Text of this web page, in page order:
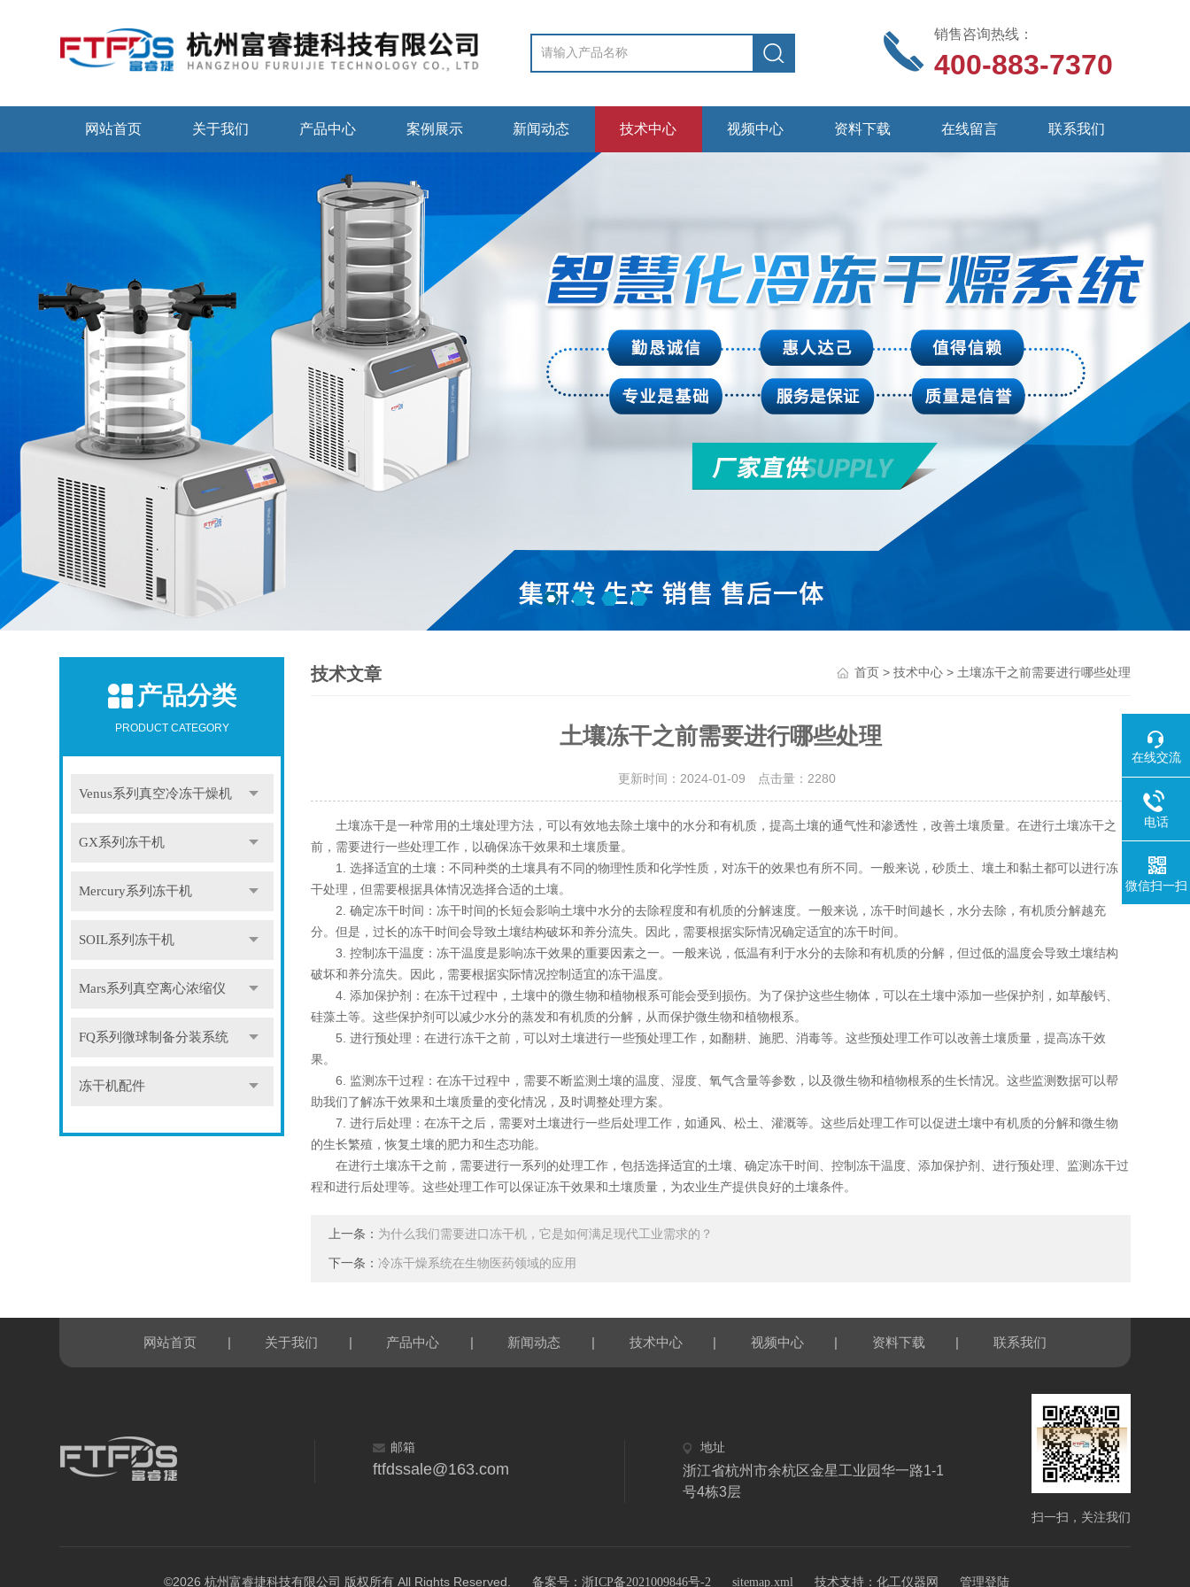
销售咨询热线：
400-883-7370
网站首页 关于我们 产品中心 案例展示 新闻动态 技术中心 视频中心 资料下载 在线留言 联系我们
产品分类
PRODUCT CATEGORY
Venus系列真空冷冻干燥机
GX系列冻干机
Mercury系列冻干机
SOIL系列冻干机
Mars系列真空离心浓缩仪
FQ系列微球制备分装系统
冻干机配件
技术文章 首页> 技术中心> 土壤冻干之前需要进行哪些处理
土壤冻干之前需要进行哪些处理
更新时间：2024-01-09 点击量： 2280
土壤冻干是一种常用的土壤处理方法，可以有效地去除土壤中的水分和有机质，提高土壤的通气性和渗透性，改善土壤质量。在进行土壤冻干之
前，需要进行一些处理工作，以确保冻干效果和土壤质量。
1. 选择适宜的土壤：不同种类的土壤具有不同的物理性质和化学性质，对冻干的效果也有所不同。一般来说，砂质土、壤土和黏土都可以进行冻
干处理，但需要根据具体情况选择合适的土壤。
2. 确定冻干时间：冻干时间的长短会影响土壤中水分的去除程度和有机质的分解速度。一般来说，冻干时间越长，水分去除，有机质分解越充
分。但是，过长的冻干时间会导致土壤结构破坏和养分流失。因此，需要根据实际情况确定适宜的冻干时间。
3. 控制冻干温度：冻干温度是影响冻干效果的重要因素之一。一般来说，低温有利于水分的去除和有机质的分解，但过低的温度会导致土壤结构
破坏和养分流失。因此，需要根据实际情况控制适宜的冻干温度。
4. 添加保护剂：在冻干过程中，土壤中的微生物和植物根系可能会受到损伤。为了保护这些生物体，可以在土壤中添加一些保护剂，如草酸钙、
硅藻土等。这些保护剂可以减少水分的蒸发和有机质的分解，从而保护微生物和植物根系。
5. 进行预处理：在进行冻干之前，可以对土壤进行一些预处理工作，如翻耕、施肥、消毒等。这些预处理工作可以改善土壤质量，提高冻干效
果。
6. 监测冻干过程：在冻干过程中，需要不断监测土壤的温度、湿度、氧气含量等参数，以及微生物和植物根系的生长情况。这些监测数据可以帮
助我们了解冻干效果和土壤质量的变化情况，及时调整处理方案。
7. 进行后处理：在冻干之后，需要对土壤进行一些后处理工作，如通风、松土、灌溉等。这些后处理工作可以促进土壤中有机质的分解和微生物
的生长繁殖，恢复土壤的肥力和生态功能。
在进行土壤冻干之前，需要进行一系列的处理工作，包括选择适宜的土壤、确定冻干时间、控制冻干温度、添加保护剂、进行预处理、监测冻干过
程和进行后处理等。这些处理工作可以保证冻干效果和土壤质量，为农业生产提供良好的土壤条件。
上一条： 为什么我们需要进口冻干机，它是如何满足现代工业需求的？
下一条：冷冻干燥系统在生物医药领域的应用
网站首页 | 关于我们 | 产品中心 | 新闻动态 | 技术中心 | 视频中心 | 资料下载 | 联系我们
邮箱
ftfdssale@163.com
地址
浙江省杭州市余杭区金星工业园华一路1-1
号4栋3层
扫一扫，关注我们
©2026 杭州富睿捷科技有限公司 版权所有 All Rights Reserved. 备案号：浙ICP备2021009846号-2 sitemap.xml 技术支持： 化工仪器网 管理登陆
在线交流
电话
微信扫一扫